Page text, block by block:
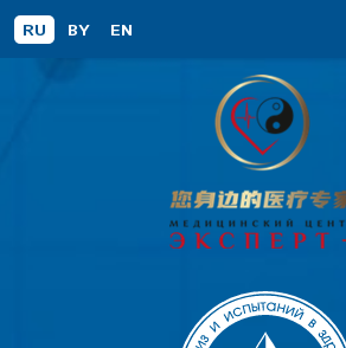
RU BY EN